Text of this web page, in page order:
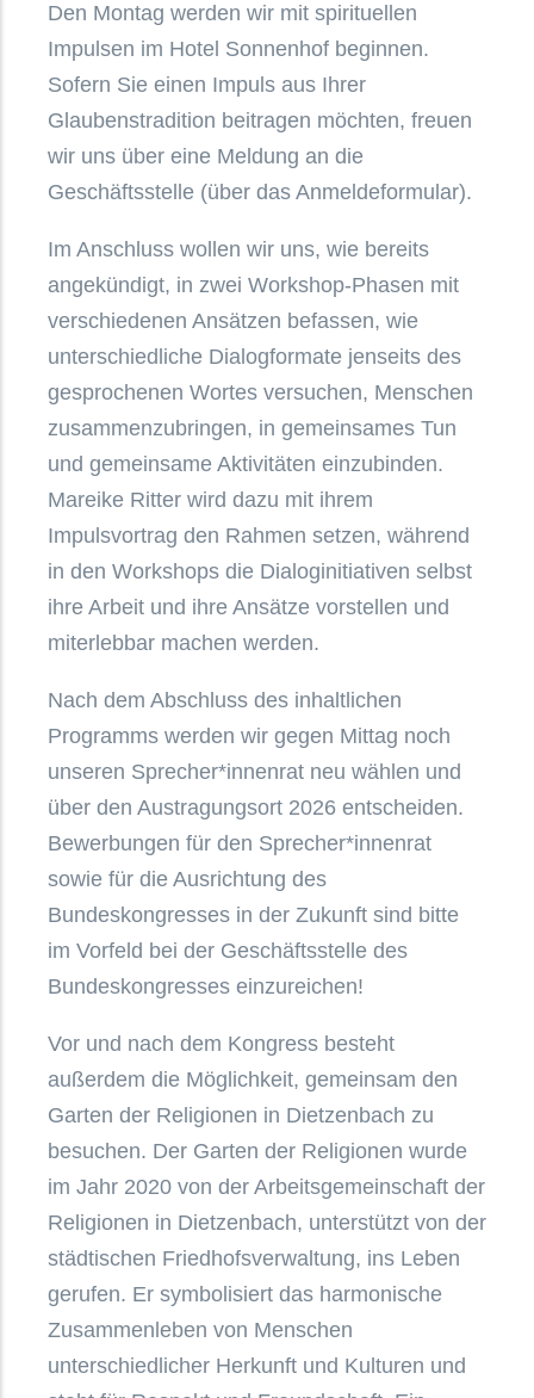
Den Montag werden wir mit spirituellen
Impulsen im Hotel Sonnenhof beginnen.
Sofern Sie einen Impuls aus Ihrer
Glaubenstradition beitragen möchten, freuen
wir uns über eine Meldung an die
Geschäftsstelle (über das Anmeldeformular).
Im Anschluss wollen wir uns, wie bereits
angekündigt, in zwei Workshop-Phasen mit
verschiedenen Ansätzen befassen, wie
unterschiedliche Dialogformate jenseits des
gesprochenen Wortes versuchen, Menschen
zusammenzubringen, in gemeinsames Tun
und gemeinsame Aktivitäten einzubinden.
Mareike Ritter wird dazu mit ihrem
Impulsvortrag den Rahmen setzen, während
in den Workshops die Dialoginitiativen selbst
ihre Arbeit und ihre Ansätze vorstellen und
miterlebbar machen werden.
Nach dem Abschluss des inhaltlichen
Programms werden wir gegen Mittag noch
unseren Sprecher*innenrat neu wählen und
über den Austragungsort 2026 entscheiden.
Bewerbungen für den Sprecher*innenrat
sowie für die Ausrichtung des
Bundeskongresses in der Zukunft sind bitte
im Vorfeld bei der Geschäftsstelle des
Bundeskongresses einzureichen!
Vor und nach dem Kongress besteht
außerdem die Möglichkeit, gemeinsam den
Garten der Religionen in Dietzenbach zu
besuchen. Der Garten der Religionen wurde
im Jahr 2020 von der Arbeitsgemeinschaft der
Religionen in Dietzenbach, unterstützt von der
städtischen Friedhofsverwaltung, ins Leben
gerufen. Er symbolisiert das harmonische
Zusammenleben von Menschen
unterschiedlicher Herkunft und Kulturen und